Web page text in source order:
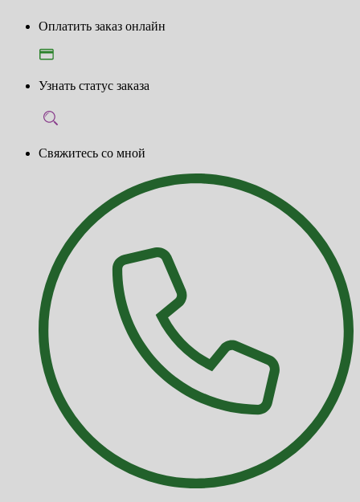
Оплатить заказ онлайн
Узнать статус заказа
Свяжитесь со мной